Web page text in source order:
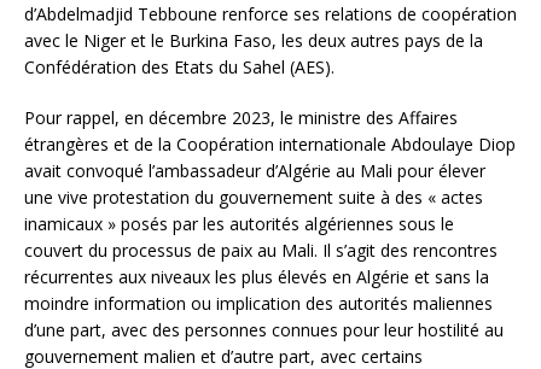
d’Abdelmadjid Tebboune renforce ses relations de coopération
avec le Niger et le Burkina Faso, les deux autres pays de la
Confédération des Etats du Sahel (AES).
Pour rappel, en décembre 2023, le ministre des Affaires
étrangères et de la Coopération internationale Abdoulaye Diop
avait convoqué l’ambassadeur d’Algérie au Mali pour élever
une vive protestation du gouvernement suite à des « actes
inamicaux » posés par les autorités algériennes sous le
couvert du processus de paix au Mali. Il s’agit des rencontres
récurrentes aux niveaux les plus élevés en Algérie et sans la
moindre information ou implication des autorités maliennes
d’une part, avec des personnes connues pour leur hostilité au
gouvernement malien et d’autre part, avec certains